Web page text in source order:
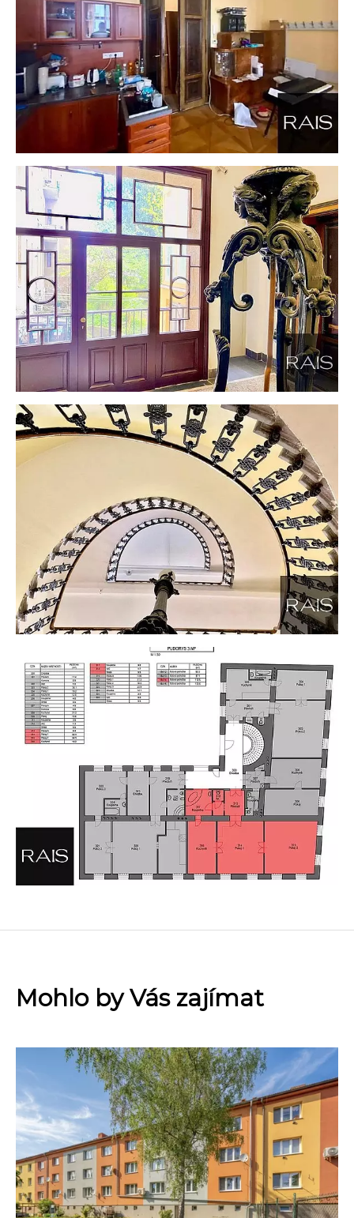
Mohlo by Vás zajímat